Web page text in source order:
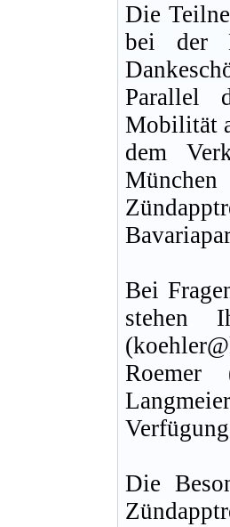
Die
bei der
Parallel
Mobilität
dem
Bei
stehen
Roemer
Die